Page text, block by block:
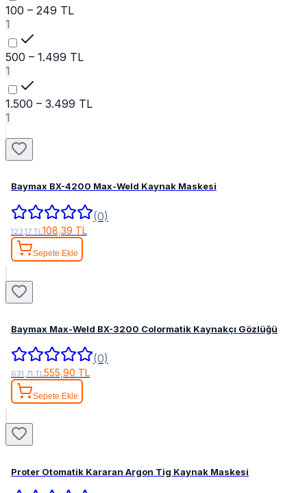
100 – 249 TL
1
500 – 1.499 TL
1
1.500 – 3.499 TL
1
Baymax BX-4200 Max-Weld Kaynak Maskesi
(0)
123,17 TL 108,39 TL
Sepete Ekle
Baymax Max-Weld BX-3200 Colormatik Kaynakçı Gözlüğü
(0)
631,71 TL555,90 TL
Sepete Ekle
Proter Otomatik Kararan Argon Tig Kaynak Maskesi